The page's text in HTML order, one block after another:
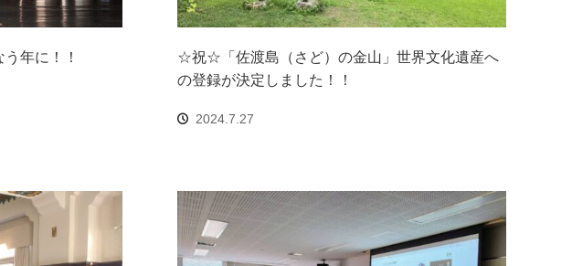
年に！！
☆祝☆「佐渡島（さど）の金山」世界文化遺産へ
の登録が決定しました！！
2024.7.27